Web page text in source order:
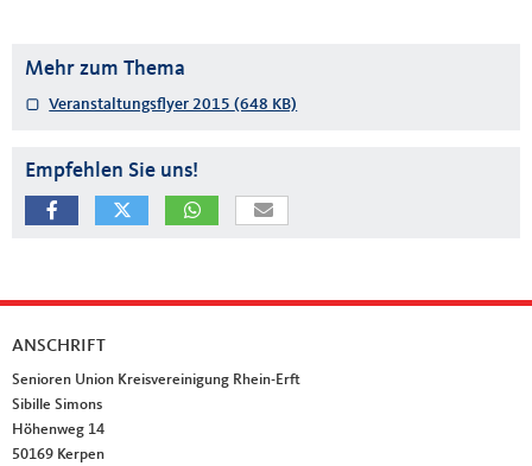
Mehr zum Thema
Veranstaltungsflyer 2015(648 KB)
Empfehlen Sie uns!
Fußbereich
ANSCHRIFT
Senioren Union Kreisvereinigung Rhein-Erft
Sibille Simons
Höhenweg 14
50169 Kerpen